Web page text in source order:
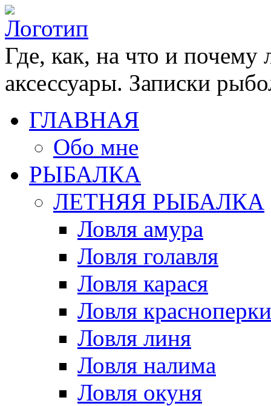
Где, как, на что и
аксессуары. Записки
ГЛАВНАЯ
Обо мне
РЫБАЛКА
ЛЕТНЯЯ РЫБАЛКА
Ловля амура
Ловля голавля
Ловля карася
Ловля красноперки
Ловля линя
Ловля налима
Ловля окуня